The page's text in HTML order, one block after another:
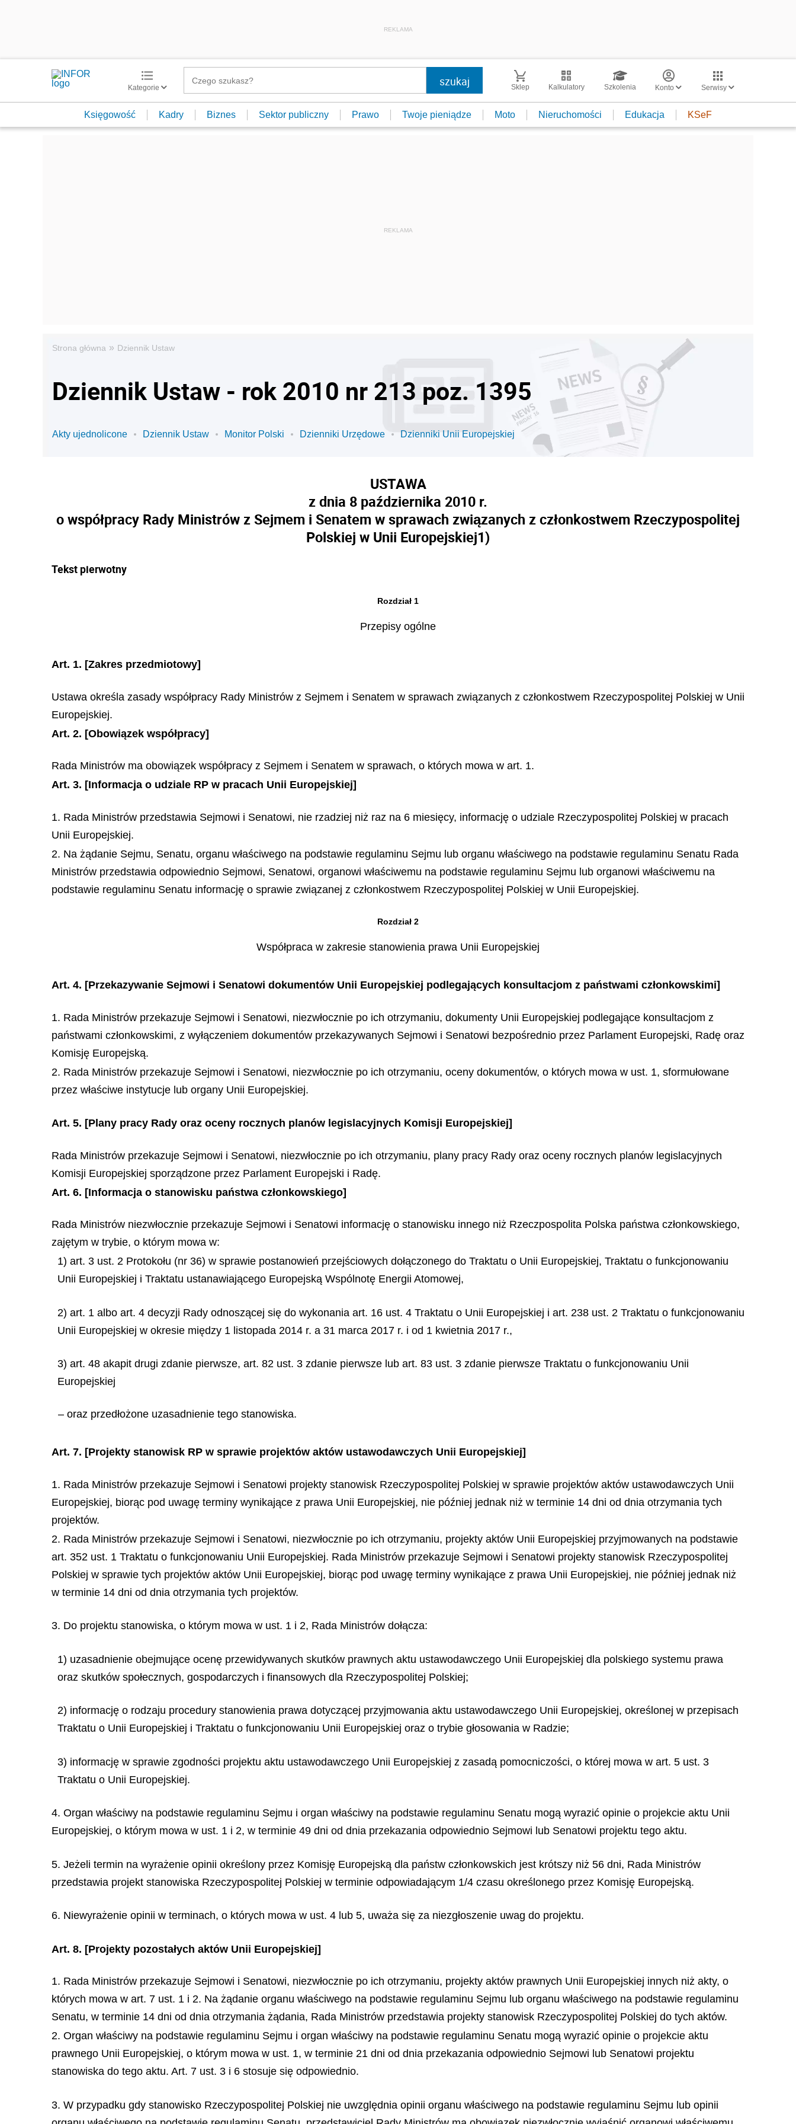
REKLAMA
Kategorie Sklep Kalkulatory Szkolenia Konto Serwisy
Księgowość Kadry Biznes Sektor publiczny Prawo Twoje pieniądze Moto Nieruchomości Edukacja KSeF
Strona główna » Dziennik Ustaw
Dziennik Ustaw - rok 2010 nr 213 poz. 1395
Akty ujednolicone Dziennik Ustaw Monitor Polski Dzienniki Urzędowe Dzienniki Unii Europejskiej
USTAWA
z dnia 8 października 2010 r.
o współpracy Rady Ministrów z Sejmem i Senatem w sprawach związanych z członkostwem Rzeczypospolitej
Polskiej w Unii Europejskiej1)
Tekst pierwotny
Rozdział 1
Przepisy ogólne
Art. 1. [Zakres przedmiotowy]
Ustawa określa zasady współpracy Rady Ministrów z Sejmem i Senatem w sprawach związanych z członkostwem Rzeczypospolitej Polskiej w Unii
Europejskiej.
Art. 2. [Obowiązek współpracy]
Rada Ministrów ma obowiązek współpracy z Sejmem i Senatem w sprawach, o których mowa w art. 1.
Art. 3. [Informacja o udziale RP w pracach Unii Europejskiej]
1. Rada Ministrów przedstawia Sejmowi i Senatowi, nie rzadziej niż raz na 6 miesięcy, informację o udziale Rzeczypospolitej Polskiej w pracach
Unii Europejskiej.
2. Na żądanie Sejmu, Senatu, organu właściwego na podstawie regulaminu Sejmu lub organu właściwego na podstawie regulaminu Senatu Rada
Ministrów przedstawia odpowiednio Sejmowi, Senatowi, organowi właściwemu na podstawie regulaminu Sejmu lub organowi właściwemu na
podstawie regulaminu Senatu informację o sprawie związanej z członkostwem Rzeczypospolitej Polskiej w Unii Europejskiej.
Rozdział 2
Współpraca w zakresie stanowienia prawa Unii Europejskiej
Art. 4. [Przekazywanie Sejmowi i Senatowi dokumentów Unii Europejskiej podlegających konsultacjom z państwami członkowskimi]
1. Rada Ministrów przekazuje Sejmowi i Senatowi, niezwłocznie po ich otrzymaniu, dokumenty Unii Europejskiej podlegające konsultacjom z
państwami członkowskimi, z wyłączeniem dokumentów przekazywanych Sejmowi i Senatowi bezpośrednio przez Parlament Europejski, Radę oraz
Komisję Europejską.
2. Rada Ministrów przekazuje Sejmowi i Senatowi, niezwłocznie po ich otrzymaniu, oceny dokumentów, o których mowa w ust. 1, sformułowane
przez właściwe instytucje lub organy Unii Europejskiej.
Art. 5. [Plany pracy Rady oraz oceny rocznych planów legislacyjnych Komisji Europejskiej]
Rada Ministrów przekazuje Sejmowi i Senatowi, niezwłocznie po ich otrzymaniu, plany pracy Rady oraz oceny rocznych planów legislacyjnych
Komisji Europejskiej sporządzone przez Parlament Europejski i Radę.
Art. 6. [Informacja o stanowisku państwa członkowskiego]
Rada Ministrów niezwłocznie przekazuje Sejmowi i Senatowi informację o stanowisku innego niż Rzeczpospolita Polska państwa członkowskiego,
zajętym w trybie, o którym mowa w:
1) art. 3 ust. 2 Protokołu (nr 36) w sprawie postanowień przejściowych dołączonego do Traktatu o Unii Europejskiej, Traktatu o funkcjonowaniu
Unii Europejskiej i Traktatu ustanawiającego Europejską Wspólnotę Energii Atomowej,
2) art. 1 albo art. 4 decyzji Rady odnoszącej się do wykonania art. 16 ust. 4 Traktatu o Unii Europejskiej i art. 238 ust. 2 Traktatu o funkcjonowaniu
Unii Europejskiej w okresie między 1 listopada 2014 r. a 31 marca 2017 r. i od 1 kwietnia 2017 r.,
3) art. 48 akapit drugi zdanie pierwsze, art. 82 ust. 3 zdanie pierwsze lub art. 83 ust. 3 zdanie pierwsze Traktatu o funkcjonowaniu Unii
Europejskiej
– oraz przedłożone uzasadnienie tego stanowiska.
Art. 7. [Projekty stanowisk RP w sprawie projektów aktów ustawodawczych Unii Europejskiej]
1. Rada Ministrów przekazuje Sejmowi i Senatowi projekty stanowisk Rzeczypospolitej Polskiej w sprawie projektów aktów ustawodawczych Unii
Europejskiej, biorąc pod uwagę terminy wynikające z prawa Unii Europejskiej, nie później jednak niż w terminie 14 dni od dnia otrzymania tych
projektów.
2. Rada Ministrów przekazuje Sejmowi i Senatowi, niezwłocznie po ich otrzymaniu, projekty aktów Unii Europejskiej przyjmowanych na podstawie
art. 352 ust. 1 Traktatu o funkcjonowaniu Unii Europejskiej. Rada Ministrów przekazuje Sejmowi i Senatowi projekty stanowisk Rzeczypospolitej
Polskiej w sprawie tych projektów aktów Unii Europejskiej, biorąc pod uwagę terminy wynikające z prawa Unii Europejskiej, nie później jednak niż
w terminie 14 dni od dnia otrzymania tych projektów.
3. Do projektu stanowiska, o którym mowa w ust. 1 i 2, Rada Ministrów dołącza:
1) uzasadnienie obejmujące ocenę przewidywanych skutków prawnych aktu ustawodawczego Unii Europejskiej dla polskiego systemu prawa
oraz skutków społecznych, gospodarczych i finansowych dla Rzeczypospolitej Polskiej;
2) informację o rodzaju procedury stanowienia prawa dotyczącej przyjmowania aktu ustawodawczego Unii Europejskiej, określonej w przepisach
Traktatu o Unii Europejskiej i Traktatu o funkcjonowaniu Unii Europejskiej oraz o trybie głosowania w Radzie;
3) informację w sprawie zgodności projektu aktu ustawodawczego Unii Europejskiej z zasadą pomocniczości, o której mowa w art. 5 ust. 3
Traktatu o Unii Europejskiej.
4. Organ właściwy na podstawie regulaminu Sejmu i organ właściwy na podstawie regulaminu Senatu mogą wyrazić opinie o projekcie aktu Unii
Europejskiej, o którym mowa w ust. 1 i 2, w terminie 49 dni od dnia przekazania odpowiednio Sejmowi lub Senatowi projektu tego aktu.
5. Jeżeli termin na wyrażenie opinii określony przez Komisję Europejską dla państw członkowskich jest krótszy niż 56 dni, Rada Ministrów
przedstawia projekt stanowiska Rzeczypospolitej Polskiej w terminie odpowiadającym 1/4 czasu określonego przez Komisję Europejską.
6. Niewyrażenie opinii w terminach, o których mowa w ust. 4 lub 5, uważa się za niezgłoszenie uwag do projektu.
Art. 8. [Projekty pozostałych aktów Unii Europejskiej]
1. Rada Ministrów przekazuje Sejmowi i Senatowi, niezwłocznie po ich otrzymaniu, projekty aktów prawnych Unii Europejskiej innych niż akty, o
których mowa w art. 7 ust. 1 i 2. Na żądanie organu właściwego na podstawie regulaminu Sejmu lub organu właściwego na podstawie regulaminu
Senatu, w terminie 14 dni od dnia otrzymania żądania, Rada Ministrów przedstawia projekty stanowisk Rzeczypospolitej Polskiej do tych aktów.
2. Organ właściwy na podstawie regulaminu Sejmu i organ właściwy na podstawie regulaminu Senatu mogą wyrazić opinie o projekcie aktu
prawnego Unii Europejskiej, o którym mowa w ust. 1, w terminie 21 dni od dnia przekazania odpowiednio Sejmowi lub Senatowi projektu
stanowiska do tego aktu. Art. 7 ust. 3 i 6 stosuje się odpowiednio.
3. W przypadku gdy stanowisko Rzeczypospolitej Polskiej nie uwzględnia opinii organu właściwego na podstawie regulaminu Sejmu lub opinii